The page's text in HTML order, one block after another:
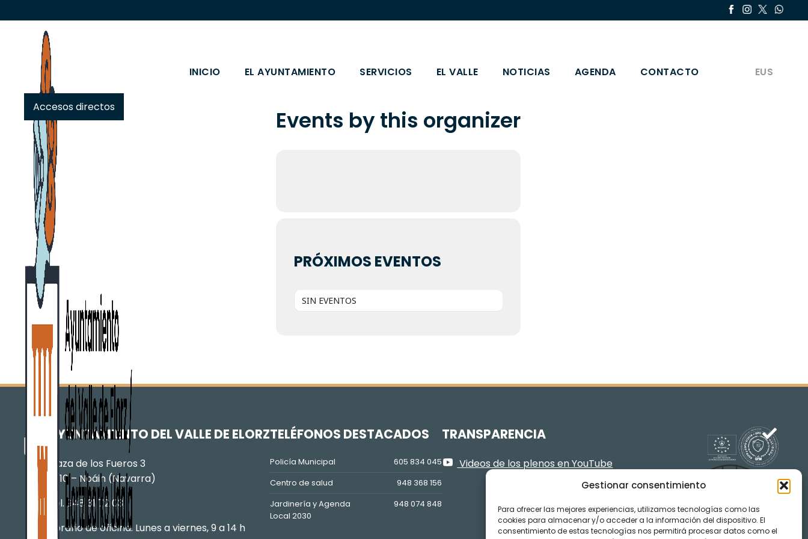
Gestionar consentimiento
Para ofrecer las mejores experiencias, utilizamos tecnologías como las
cookies para almacenar y/o acceder a la información del dispositivo. El
consentimiento de estas tecnologías nos permitirá procesar datos como el
INICIO EL AYUNTAMIENTO SERVICIOS EL VALLE NOTICIAS AGENDA CONTACTO EUS
Accesos directos Events by this organizer
PRÓXIMOS EVENTOS
SIN EVENTOS
AYUNTAMIENTO DEL VALLE DE ELORZ
Plaza de los Fueros 3
31110 – Noáin (Navarra)
Tel. 948 31 72 03
Horario de oficina: Lunes a viernes, 9 a 14 h
TELÉFONOS DESTACADOS
Policía Municipal
605 834 045
Centro de salud
948 368 156
Jardinería y Agenda
Local 2030
948 074 848
TRANSPARENCIA
Videos de los plenos en YouTube